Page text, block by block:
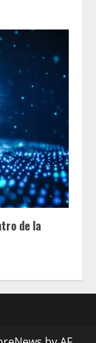
de la